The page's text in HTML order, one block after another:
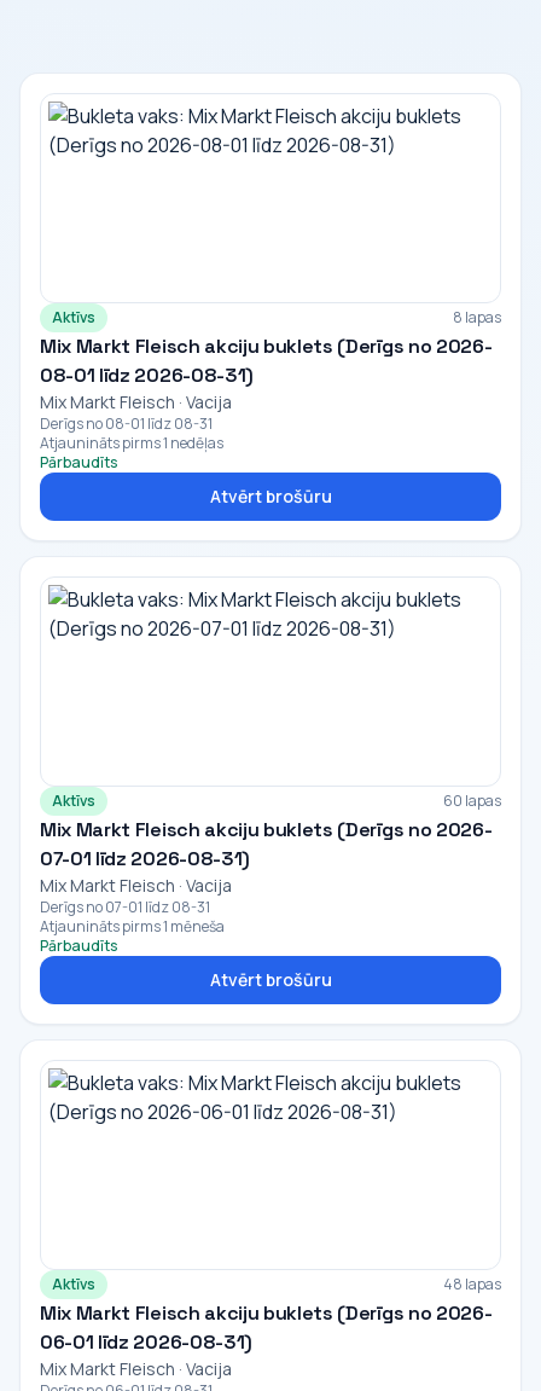
Aktīvs 8 lapas
Mix Markt Fleisch akciju buklets (Derīgs no 2026-
08-01 līdz 2026-08-31)
Mix Markt Fleisch · Vacija
Derīgs no 08-01 līdz 08-31
Atjaunināts pirms 1 nedēļas
Pārbaudīts
Atvērt brošūru
Aktīvs 60 lapas
Mix Markt Fleisch akciju buklets (Derīgs no 2026-
07-01 līdz 2026-08-31)
Mix Markt Fleisch · Vacija
Derīgs no 07-01 līdz 08-31
Atjaunināts pirms 1 mēneša
Pārbaudīts
Atvērt brošūru
Aktīvs 48 lapas
Mix Markt Fleisch akciju buklets (Derīgs no 2026-
06-01 līdz 2026-08-31)
Mix Markt Fleisch · Vacija